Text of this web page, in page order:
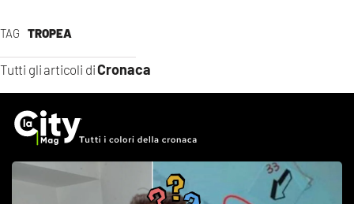
TAG TROPEA
Tutti gli articoli diCronaca